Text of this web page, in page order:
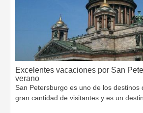
Excelentes vacaciones por San
verano
San Petersburgo es uno de los destinos
gran cantidad de visitantes y es un